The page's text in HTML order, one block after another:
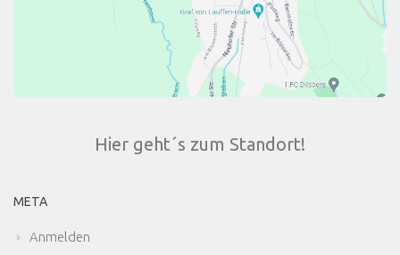
Hier geht´s zum Standort!
META
Anmelden